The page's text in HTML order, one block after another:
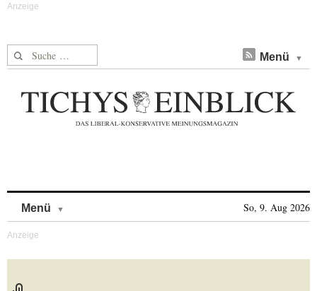
Suche nach: Menü
Menü So, 9. Aug 2026